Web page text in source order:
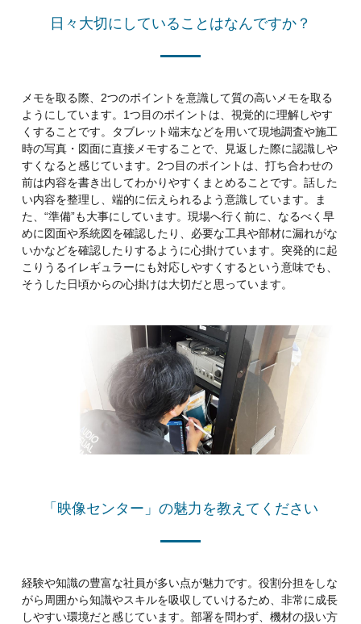
日々大切にしていることはなんですか？
メモを取る際、2つのポイントを意識して質の高いメモを取る
ようにしています。1つ目のポイントは、視覚的に理解しやす
くすることです。タブレット端末などを用いて現地調査や施工
時の写真・図面に直接メモすることで、見返した際に認識しや
すくなると感じています。2つ目のポイントは、打ち合わせの
前は内容を書き出してわかりやすくまとめることです。話した
い内容を整理し、端的に伝えられるよう意識しています。ま
た、“準備”も大事にしています。現場へ行く前に、なるべく早
めに図面や系統図を確認したり、必要な工具や部材に漏れがな
いかなどを確認したりするように心掛けています。突発的に起
こりうるイレギュラーにも対応しやすくするという意味でも、
そうした日頃からの心掛けは大切だと思っています。
「映像センター」の魅力を教えてください
経験や知識の豊富な社員が多い点が魅力です。役割分担をしな
がら周囲から知識やスキルを吸収していけるため、非常に成長
しやすい環境だと感じています。部署を問わず、機材の扱い方